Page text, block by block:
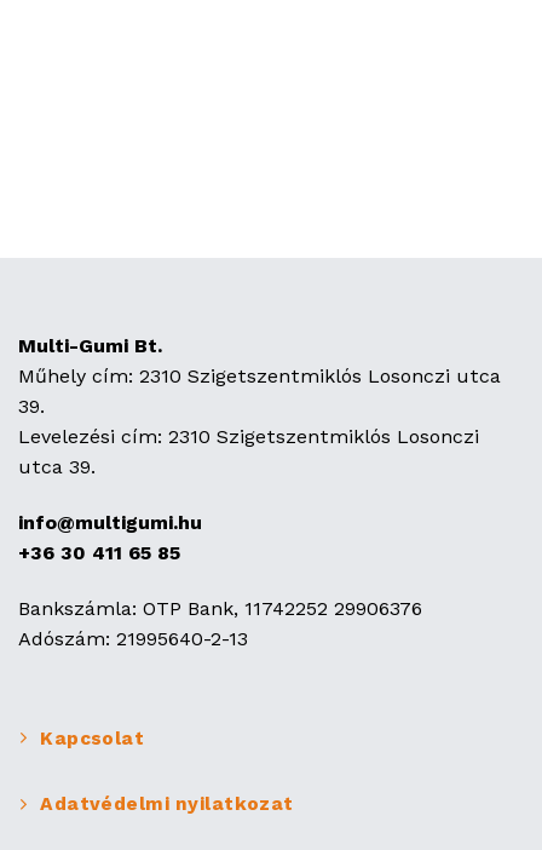
Multi-Gumi Bt.
Műhely cím: 2310 Szigetszentmiklós Losonczi utca
39.
Levelezési cím: 2310 Szigetszentmiklós Losonczi
utca 39.
info@multigumi.hu
+36 30 411 65 85
Bankszámla: OTP Bank, 11742252 29906376
Adószám: 21995640-2-13
Kapcsolat
Adatvédelmi nyilatkozat